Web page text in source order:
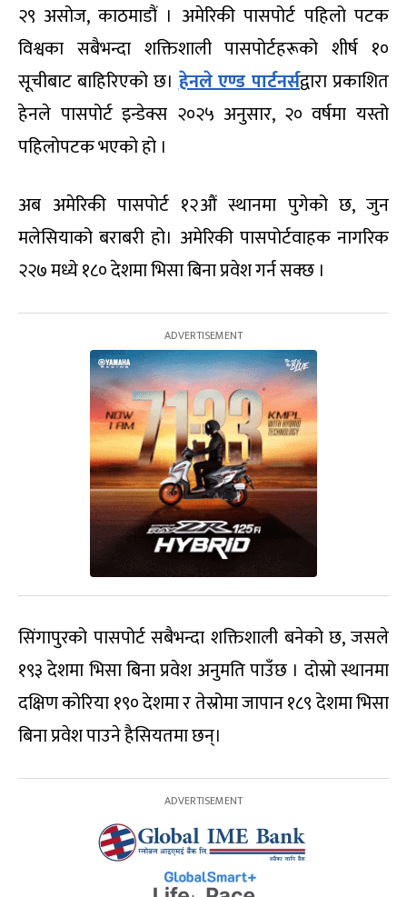
२९ असोज, काठमाडौं । अमेरिकी पासपोर्ट पहिलो पटक
विश्वका सबैभन्दा शक्तिशाली पासपोर्टहरूको शीर्ष १०
सूचीबाट बाहिरिएको छ।हेनले एण्ड पार्टनर्सद्वारा प्रकाशित
हेनले पासपोर्ट इन्डेक्स २०२५ अनुसार, २० वर्षमा यस्तो
पहिलोपटक भएको हो ।
अब अमेरिकी पासपोर्ट १२औं स्थानमा पुगेको छ, जुन
मलेसियाको बराबरी हो। अमेरिकी पासपोर्टवाहक नागरिक
२२७ मध्ये १८० देशमा भिसा बिना प्रवेश गर्न सक्छ ।
सिंगापुरको पासपोर्ट सबैभन्दा शक्तिशाली बनेको छ, जसले
१९३ देशमा भिसा बिना प्रवेश अनुमति पाउँछ । दोस्रो स्थानमा
दक्षिण कोरिया १९० देशमा र तेस्रोमा जापान १८९ देशमा भिसा
बिना प्रवेश पाउने हैसियतमा छन्।